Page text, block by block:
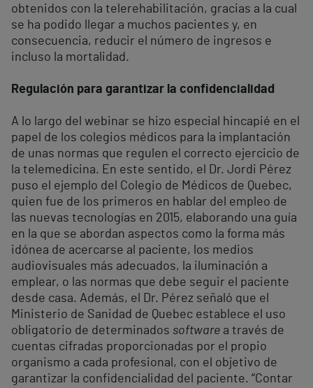
obtenidos con la telerehabilitación, gracias a la cual
se ha podido llegar a muchos pacientes y, en
consecuencia, reducir el número de ingresos e
incluso la mortalidad.
Regulación para garantizar la confidencialidad
A lo largo del webinar se hizo especial hincapié en el
papel de los colegios médicos para la implantación
de unas normas que regulen el correcto ejercicio de
la telemedicina. En este sentido, el Dr. Jordi Pérez
puso el ejemplo del Colegio de Médicos de Quebec,
quien fue de los primeros en hablar del empleo de
las nuevas tecnologías en 2015, elaborando una guía
en la que se abordan aspectos como la forma más
idónea de acercarse al paciente, los medios
audiovisuales más adecuados, la iluminación a
emplear, o las normas que debe seguir el paciente
desde casa. Además, el Dr. Pérez señaló que el
Ministerio de Sanidad de Quebec establece el uso
obligatorio de determinados software a través de
cuentas cifradas proporcionadas por el propio
organismo a cada profesional, con el objetivo de
garantizar la confidencialidad del paciente. “Contar